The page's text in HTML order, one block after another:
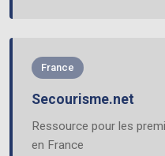
France
Secourisme.net
Ressource pour les
en France